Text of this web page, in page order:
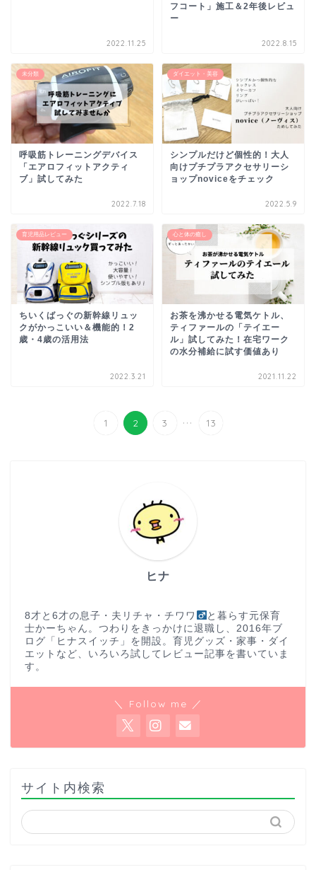
2022.11.25
フコート」施工＆2年後レビュ
ー
2022.8.15
未分類
呼吸筋トレーニングデバイス
「エアロフィットアクティ
ブ」試してみた
2022.7.18
ダイエット・美容
シンプルだけど個性的！大人
向けプチプラアクセサリーシ
ョップnoviceをチェック
2022.5.9
育児用品レビュー
ちいくばっぐの新幹線リュッ
クがかっこいい＆機能的！2
歳・4歳の活用法
2022.3.21
心と体の癒し
お茶を沸かせる電気ケトル、
ティファールの「テイエー
ル」試してみた！在宅ワーク
の水分補給に試す価値あり
2021.11.22
1 2 3 ... 13
ヒナ
8才と6才の息子・夫リチャ・チワワ
と暮らす元保育
士かーちゃん。つわりをきっかけに退職し、2016年ブ
ログ「ヒナスイッチ」を開設。育児グッズ・家事・ダイ
エットなど、いろいろ試してレビュー記事を書いていま
す。
＼ Follow me ／
サイト内検索